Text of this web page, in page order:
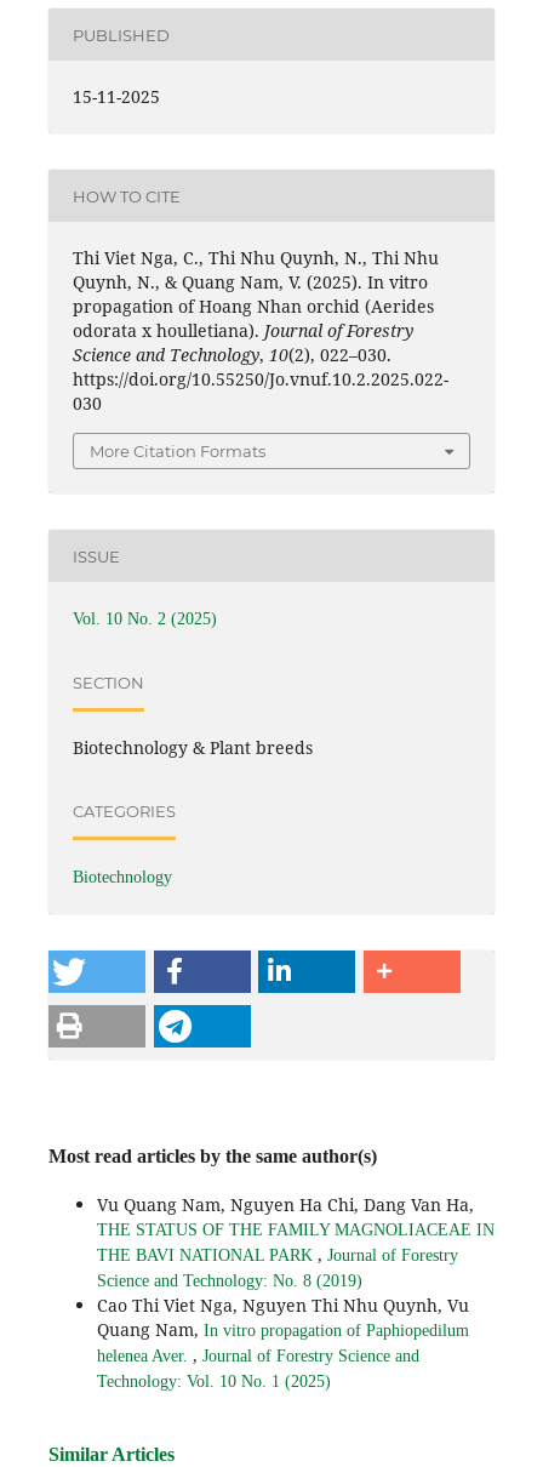
PUBLISHED
15-11-2025
HOW TO CITE
Thi Viet Nga, C., Thi Nhu Quynh, N., Thi Nhu
Quynh, N., & Quang Nam, V. (2025). In vitro
propagation of Hoang Nhan orchid (Aerides
odorata x houlletiana). Journal of Forestry
Science and Technology, 10(2), 022–030.
https://doi.org/10.55250/Jo.vnuf.10.2.2025.022-
030
More Citation Formats
ISSUE
Vol. 10 No. 2 (2025)
SECTION
Biotechnology & Plant breeds
CATEGORIES
Biotechnology
Most read articles by the same author(s)
Vu Quang Nam, Nguyen Ha Chi, Dang Van Ha,
THE STATUS OF THE FAMILY MAGNOLIACEAE IN
THE BAVI NATIONAL PARK , Journal of Forestry
Science and Technology: No. 8 (2019)
Cao Thi Viet Nga, Nguyen Thi Nhu Quynh, Vu
Quang Nam, In vitro propagation of Paphiopedilum
helenea Aver. , Journal of Forestry Science and
Technology: Vol. 10 No. 1 (2025)
Similar Articles